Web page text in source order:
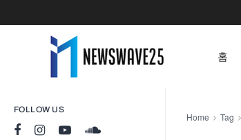
FOLLOW US
홈
Home Tag